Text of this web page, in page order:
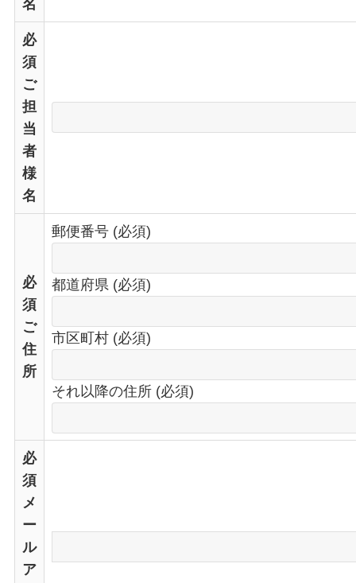
名
必
須
ご
担
当
者
様
名
必
須
ご
住
所
郵便番号 (必須)
都道府県 (必須)
市区町村 (必須)
それ以降の住所 (必須)
必
須
メ
ー
ル
ア